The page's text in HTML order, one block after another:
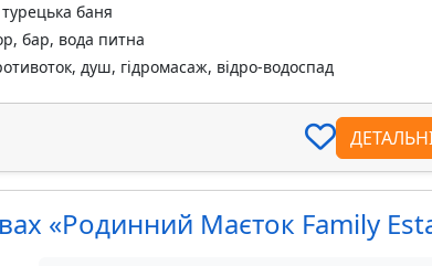
баня
бар, вода питна
душ, гідромасаж, відро-водоспад
«Родинний Маєток Family